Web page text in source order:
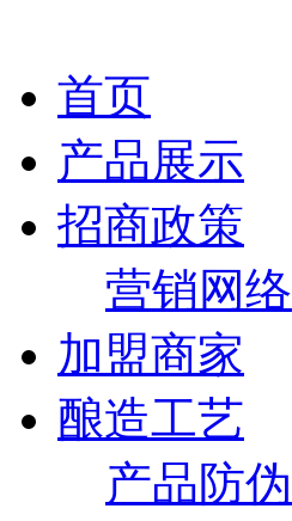
首页
产品展示
招商政策
营销网络
加盟商家
酿造工艺
产品防伪